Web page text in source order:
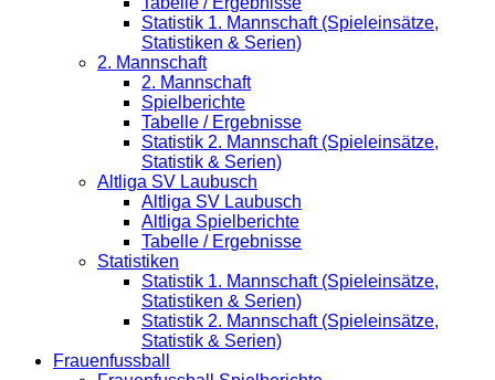
Statistik 1. Mannschaft (Spieleinsätze,
Statistiken & Serien)
2. Mannschaft
2. Mannschaft
Spielberichte
Tabelle / Ergebnisse
Statistik 2. Mannschaft (Spieleinsätze,
Statistik & Serien)
Altliga SV Laubusch
Altliga SV Laubusch
Altliga Spielberichte
Tabelle / Ergebnisse
Statistiken
Statistik 1. Mannschaft (Spieleinsätze,
Statistiken & Serien)
Statistik 2. Mannschaft (Spieleinsätze,
Statistik & Serien)
Frauenfussball